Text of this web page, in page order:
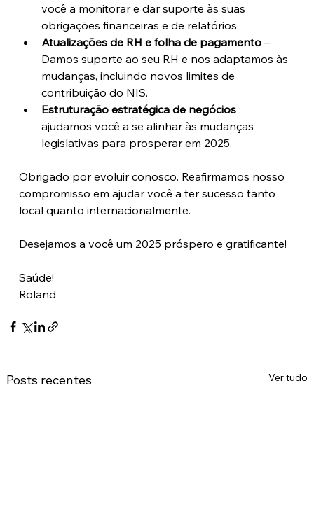
você a monitorar e dar suporte às suas
obrigações financeiras e de relatórios.
Atualizações de RH e folha de pagamento –
Damos suporte ao seu RH e nos adaptamos às
mudanças, incluindo novos limites de
contribuição do NIS.
Estruturação estratégica de negócios :
ajudamos você a se alinhar às mudanças
legislativas para prosperar em 2025.
Obrigado por evoluir conosco. Reafirmamos nosso
compromisso em ajudar você a ter sucesso tanto
local quanto internacionalmente.
Desejamos a você um 2025 próspero e gratificante!
Saúde!
Roland
Posts recentes Ver tudo